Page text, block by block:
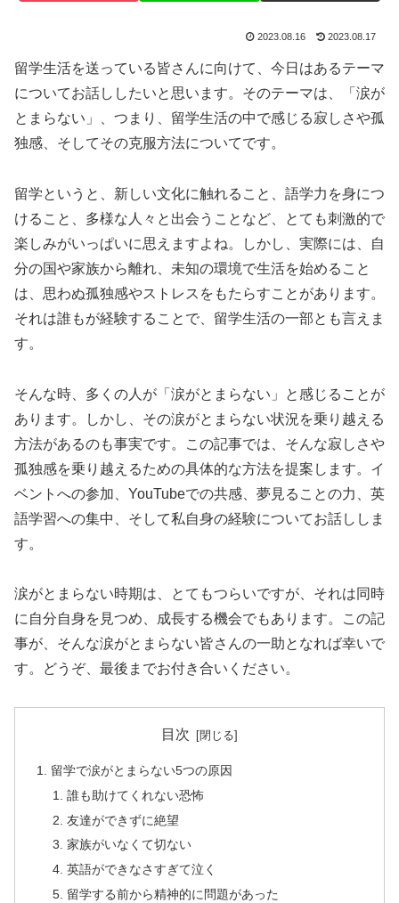
2023.08.16 2023.08.17
留学生活を送っている皆さんに向けて、今日はあるテーマ
についてお話ししたいと思います。そのテーマは、「涙が
とまらない」、つまり、留学生活の中で感じる寂しさや孤
独感、そしてその克服方法についてです。
留学というと、新しい文化に触れること、語学力を身につ
けること、多様な人々と出会うことなど、とても刺激的で
楽しみがいっぱいに思えますよね。しかし、実際には、自
分の国や家族から離れ、未知の環境で生活を始めること
は、思わぬ孤独感やストレスをもたらすことがあります。
それは誰もが経験することで、留学生活の一部とも言えま
す。
そんな時、多くの人が「涙がとまらない」と感じることが
あります。しかし、その涙がとまらない状況を乗り越える
方法があるのも事実です。この記事では、そんな寂しさや
孤独感を乗り越えるための具体的な方法を提案します。イ
ベントへの参加、YouTubeでの共感、夢見ることの力、英
語学習への集中、そして私自身の経験についてお話ししま
す。
涙がとまらない時期は、とてもつらいですが、それは同時
に自分自身を見つめ、成長する機会でもあります。この記
事が、そんな涙がとまらない皆さんの一助となれば幸いで
す。どうぞ、最後までお付き合いください。
目次
留学で涙がとまらない5つの原因
誰も助けてくれない恐怖
友達ができずに絶望
家族がいなくて切ない
英語ができなさすぎて泣く
留学する前から精神的に問題があった